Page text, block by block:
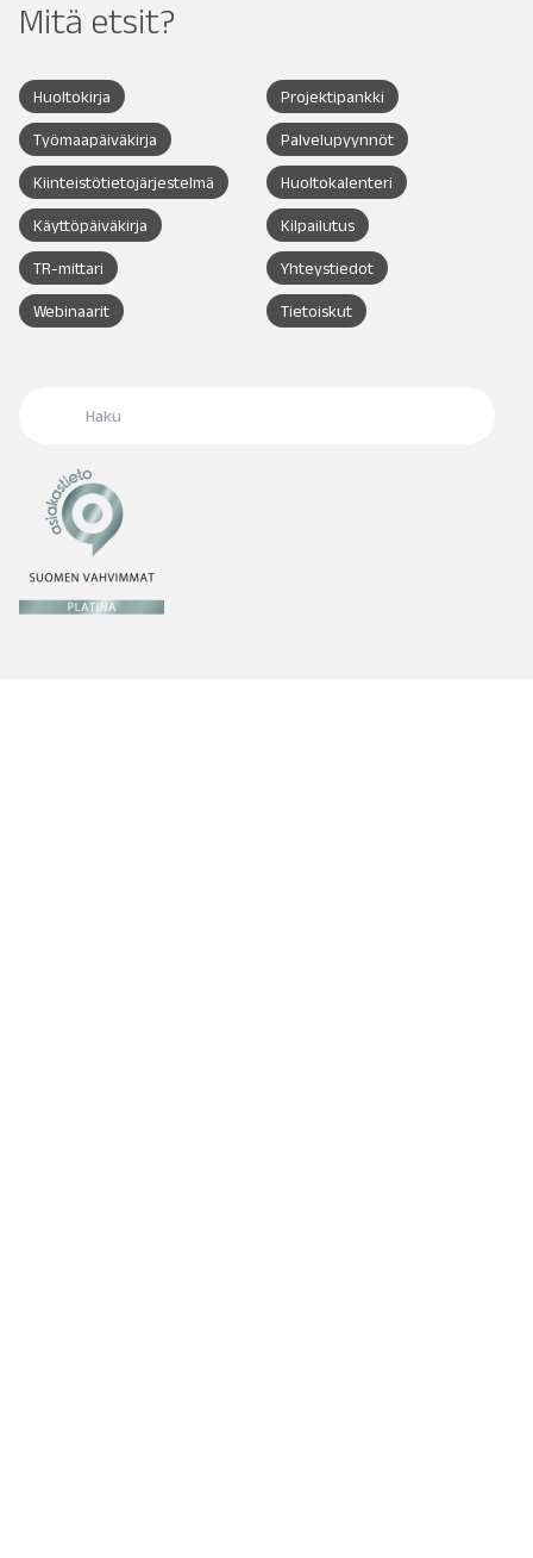
Mitä etsit?
Huoltokirja Projektipankki
Työmaapäiväkirja Palvelupyynnöt
Kiinteistötietojärjestelmä Huoltokalenteri
Käyttöpäiväkirja Kilpailutus
TR-mittari Yhteystiedot
Webinaarit Tietoiskut